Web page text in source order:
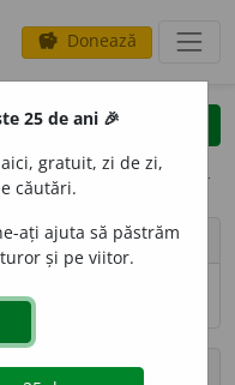
savings Donează
opțiuni
vizibile.
25 de ani 🎉
gratuit, zi de zi,
căutări.
ați ajuta să păstrăm
și pe viitor.